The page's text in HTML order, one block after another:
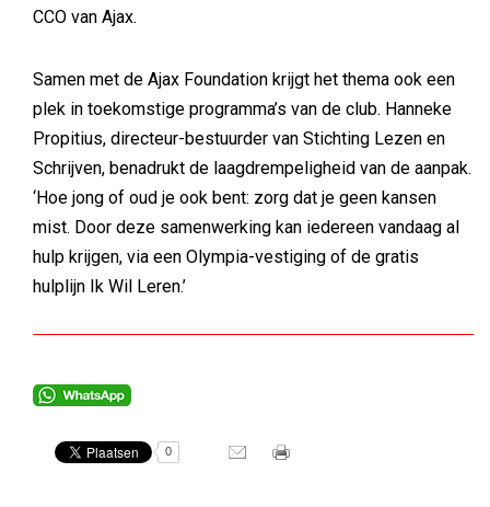
CCO van Ajax.
Samen met de Ajax Foundation krijgt het thema ook een
plek in toekomstige programma’s van de club. Hanneke
Propitius, directeur-bestuurder van Stichting Lezen en
Schrijven, benadrukt de laagdrempeligheid van de aanpak.
‘Hoe jong of oud je ook bent: zorg dat je geen kansen
mist. Door deze samenwerking kan iedereen vandaag al
hulp krijgen, via een Olympia-vestiging of de gratis
hulplijn Ik Wil Leren.’
0